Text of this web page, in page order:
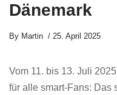
Dänemark
By Martin 25. April 2025
Vom 11. bis 13. Juli
für alle smart-Fans: Das